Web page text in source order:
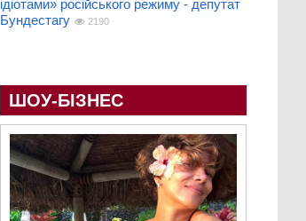
ідіотами» російського режиму - депутат
Бундестагу
2190
ШОУ-БІЗНЕС